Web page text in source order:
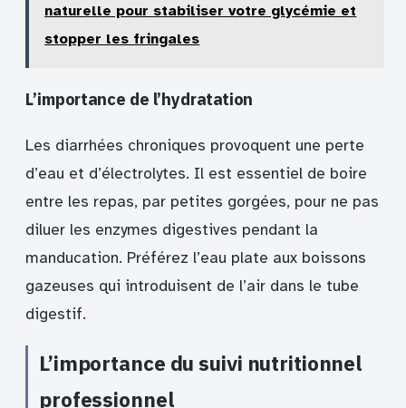
naturelle pour stabiliser votre glycémie et
stopper les fringales
L’importance de l’hydratation
Les diarrhées chroniques provoquent une perte
d’eau et d’électrolytes. Il est essentiel de boire
entre les repas, par petites gorgées, pour ne pas
diluer les enzymes digestives pendant la
manducation. Préférez l’eau plate aux boissons
gazeuses qui introduisent de l’air dans le tube
digestif.
L’importance du suivi nutritionnel
professionnel